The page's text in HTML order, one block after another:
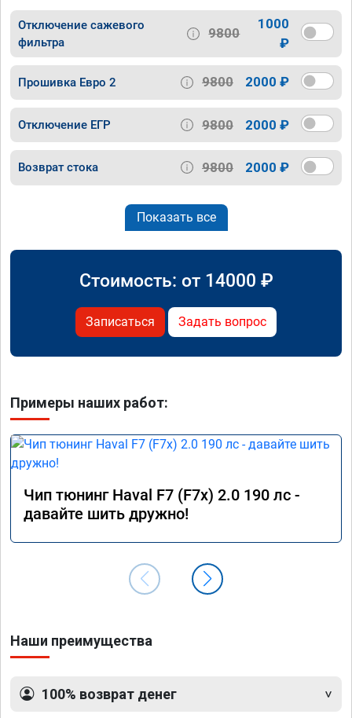
Отключение сажевого
фильтра
9800
1000
₽
Прошивка Евро 2 9800 2000 ₽
Отключение ЕГР 9800 2000 ₽
Возврат стока 9800 2000 ₽
Показать все
Стоимость: от 14000 ₽
Записаться Задать вопрос
Примеры наших работ:
Чип тюнинг Haval F7 (F7x) 2.0 190 лс -
давайте шить дружно!
Наши преимущества
100% возврат денег